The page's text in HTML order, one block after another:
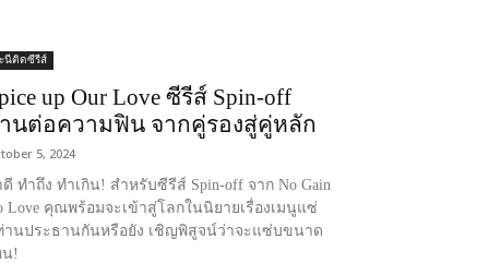
นีติดซีรีส์
up Our Love ซีรีส์ Spin-off
นต่อความฟิน จากคู่รองสู่คู่หลัก
5, 2024
ทำถึง ทำเกิน! สำหรับซีรีส์ Spin-off จาก No Gain
Love คุณพร้อมจะเข้าสู่โลกในนิยายเรื่องเมนูแซ่
านประธานกันหรือยัง เชิญพิสูจน์ว่าจะแซ่บขนาด
น!